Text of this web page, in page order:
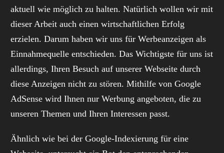
aktuell wie möglich zu halten. Natürlich wollen wir mit
dieser Arbeit auch einen wirtschaftlichen Erfolg
erzielen. Darum haben wir uns für Werbeanzeigen als
Einnahmequelle entschieden. Das Wichtigste für uns ist
allerdings, Ihren Besuch auf unserer Webseite durch
diese Anzeigen nicht zu stören. Mithilfe von Google
AdSense wird Ihnen nur Werbung angeboten, die zu
unseren Themen und Ihren Interessen passt.
Ähnlich wie bei der Google-Indexierung für eine